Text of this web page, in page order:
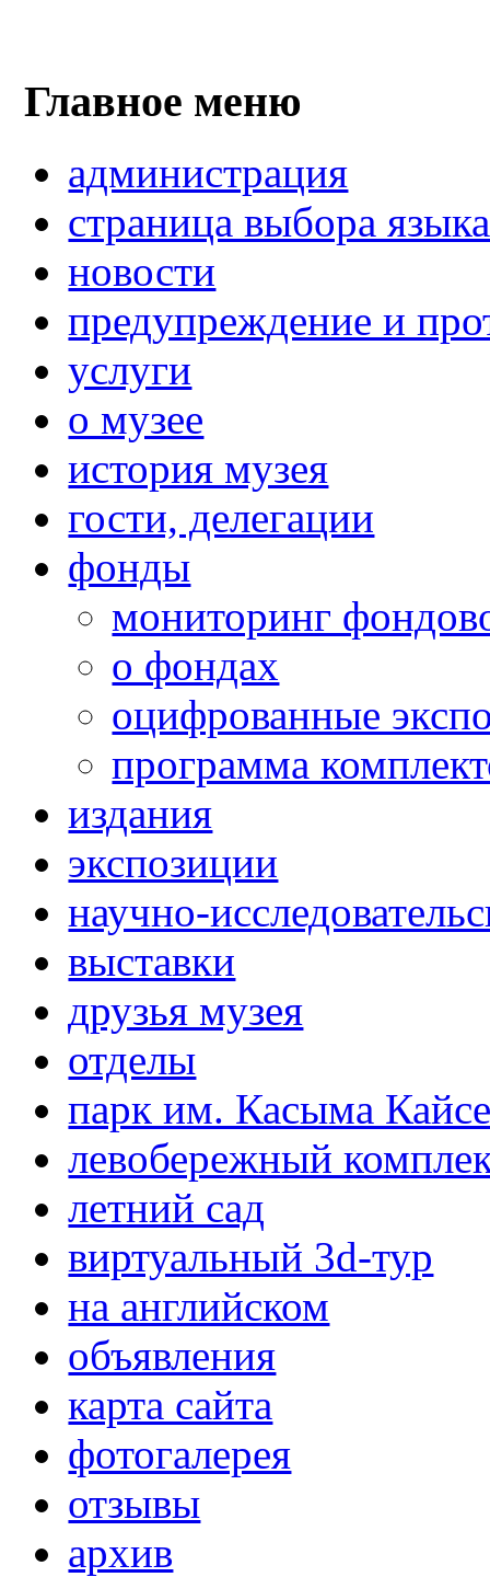
Главное меню
администрация
страница выбора языка
новости
предупреждение и
услуги
о музее
история музея
гости, делегации
фонды
мониторинг
о фондах
оцифрованные
программа
издания
экспозиции
научно-
выставки
друзья музея
отделы
парк им. Касыма
левобережный
летний сад
виртуальный 3d-тур
на английском
объявления
карта сайта
фотогалерея
отзывы
архив